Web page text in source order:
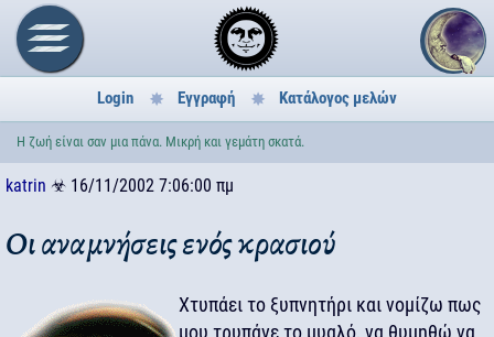
Login Εγγραφή Κατάλογος μελών
Η ζωή είναι σαν μια πάνα. Μικρή και γεμάτη σκατά.
katrin ☣ 16/11/2002 7:06:00 πμ
Οι αναμνήσεις ενός κρασιού
Χτυπάει το ξυπνητήρι και νομίζω πως
μου τρυπάνε το μυαλό, να θυμηθώ να